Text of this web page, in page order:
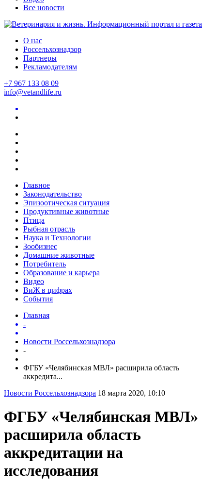
Все новости
О нас
Россельхознадзор
Партнеры
Рекламодателям
+7 967 133 08 09
info@vetandlife.ru
Главное
Законодательство
Эпизоотическая ситуация
Продуктивные животные
Птица
Рыбная отрасль
Наука и Технологии
Зообизнес
Домашние животные
Потребитель
Образование и карьера
Видео
ВиЖ в цифрах
События
Главная
-
Новости Россельхознадзора
-
ФГБУ «Челябинская МВЛ» расширила область
аккредита...
Новости Россельхознадзора 18 марта 2020, 10:10
ФГБУ «Челябинская МВЛ»
расширила область
аккредитации на
исследования